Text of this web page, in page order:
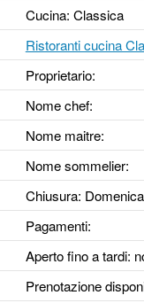
Cucina: Classica
Ristoranti cucina
Proprietario:
Nome chef:
Nome maitre:
Nome sommelier:
Chiusura:
Pagamenti:
Aperto fino a tardi:
Prenotazione